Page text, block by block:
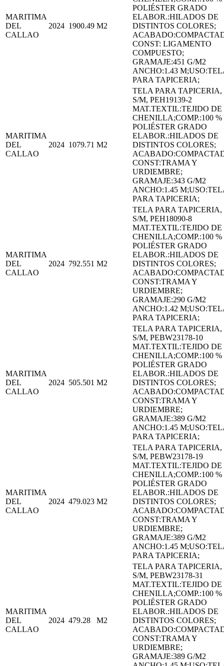
MARITIMA
DEL
CALLAO
2024 1900.49 M2
POLIÉSTER GRADO
ELABOR.:HILADOS DE
DISTINTOS COLORES;
CONST: LIGAMENTO
COMPUESTO;
GRAMAJE:451 G/M2
ANCHO:1.43
PARA TAPICERIA;
MARITIMA
DEL
CALLAO
2024 1079.71 M2
TELA PARA TAPICERIA,
S/M, PEH19139-2
MAT.TEXTIL:TEJIDO DE
CHENILLA;COMP.:100 %
POLIÉSTER GRADO
ELABOR.:HILADOS DE
DISTINTOS COLORES;
CONST:TRAMA Y
URDIEMBRE;
GRAMAJE:343 G/M2
ANCHO:1.45
PARA TAPICERIA;
MARITIMA
DEL
CALLAO
2024 792.551 M2
TELA PARA TAPICERIA,
S/M, PEH18090-8
MAT.TEXTIL:TEJIDO DE
CHENILLA;COMP.:100 %
POLIÉSTER GRADO
ELABOR.:HILADOS DE
DISTINTOS COLORES;
CONST:TRAMA Y
URDIEMBRE;
GRAMAJE:290 G/M2
ANCHO:1.42
PARA TAPICERIA;
MARITIMA
DEL
CALLAO
2024 505.501 M2
TELA PARA TAPICERIA,
S/M, PEBW23178-10
MAT.TEXTIL:TEJIDO DE
CHENILLA;COMP.:100 %
POLIÉSTER GRADO
ELABOR.:HILADOS DE
DISTINTOS COLORES;
CONST:TRAMA Y
URDIEMBRE;
GRAMAJE:389 G/M2
ANCHO:1.45
PARA TAPICERIA;
MARITIMA
DEL
CALLAO
2024 479.023 M2
TELA PARA TAPICERIA,
S/M, PEBW23178-19
MAT.TEXTIL:TEJIDO DE
CHENILLA;COMP.:100 %
POLIÉSTER GRADO
ELABOR.:HILADOS DE
DISTINTOS COLORES;
CONST:TRAMA Y
URDIEMBRE;
GRAMAJE:389 G/M2
ANCHO:1.45
PARA TAPICERIA;
MARITIMA
DEL
CALLAO
2024 479.28 M2
TELA PARA TAPICERIA,
S/M, PEBW23178-31
MAT.TEXTIL:TEJIDO DE
CHENILLA;COMP.:100 %
POLIÉSTER GRADO
ELABOR.:HILADOS DE
DISTINTOS COLORES;
CONST:TRAMA Y
URDIEMBRE;
GRAMAJE:389 G/M2